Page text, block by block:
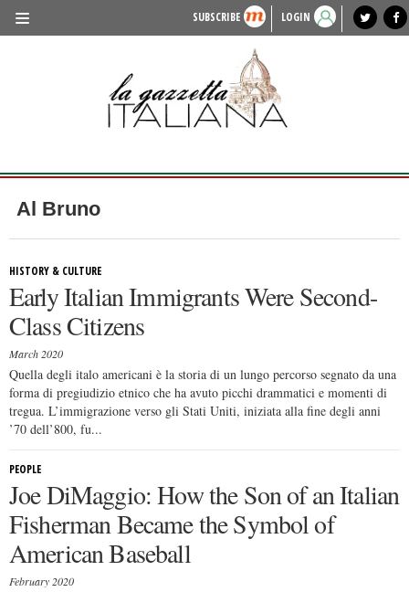
SUBSCRIBE LOGIN
lagazzettaitaliana.com
HISTORY & CULTURE
LIFESTYLE
FASHION
ENTERTAINMENT
SPORTS
local news
Al Bruno
HISTORY & CULTURE
Early Italian Immigrants Were Second-
Class Citizens
March 2020
Quella degli italo americani è la storia di un lungo percorso segnato da una
forma di pregiudizio etnico che ha avuto picchi drammatici e momenti di
tregua. L’immigrazione verso gli Stati Uniti, iniziata alla fine degli anni
’70 dell’800, fu...
PEOPLE
Joe DiMaggio: How the Son of an Italian
Fisherman Became the Symbol of
American Baseball
February 2020